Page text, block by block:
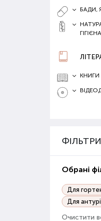
БАДИ,
ГІГІЄНА
КНИГИ
ФІЛЬТРИ
Обрані
Для
Для
Очистити